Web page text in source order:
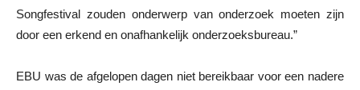
Songfestival zouden onderwerp van onderzoek moeten zijn
door een erkend en onafhankelijk onderzoeksbureau.”
EBU was de afgelopen dagen niet bereikbaar voor een nadere